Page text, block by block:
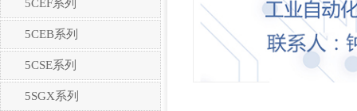
5CEF系列
5CEB系列
5CSE系列
5SGX系列